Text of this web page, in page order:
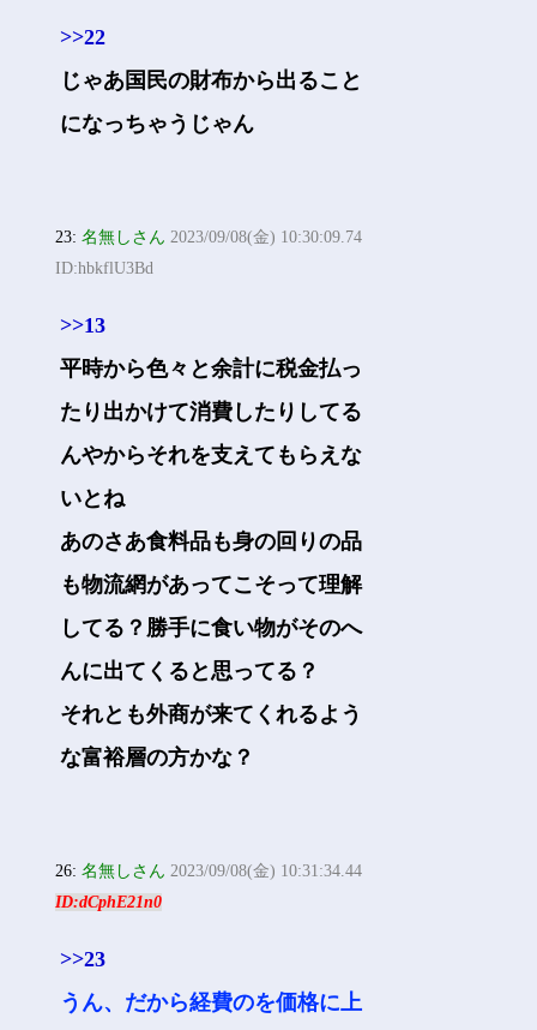
>>22
じゃあ国民の財布から出ること
になっちゃうじゃん
23:名無しさん 2023/09/08(金) 10:30:09.74
ID:hbkflU3Bd
>>13
平時から色々と余計に税金払っ
たり出かけて消費したりしてる
んやからそれを支えてもらえな
いとね
あのさあ食料品も身の回りの品
も物流網があってこそって理解
してる？勝手に食い物がそのへ
んに出てくると思ってる？
それとも外商が来てくれるよう
な富裕層の方かな？
26:名無しさん 2023/09/08(金) 10:31:34.44
ID:dCphE21n0
>>23
うん、だから経費のを価格に上